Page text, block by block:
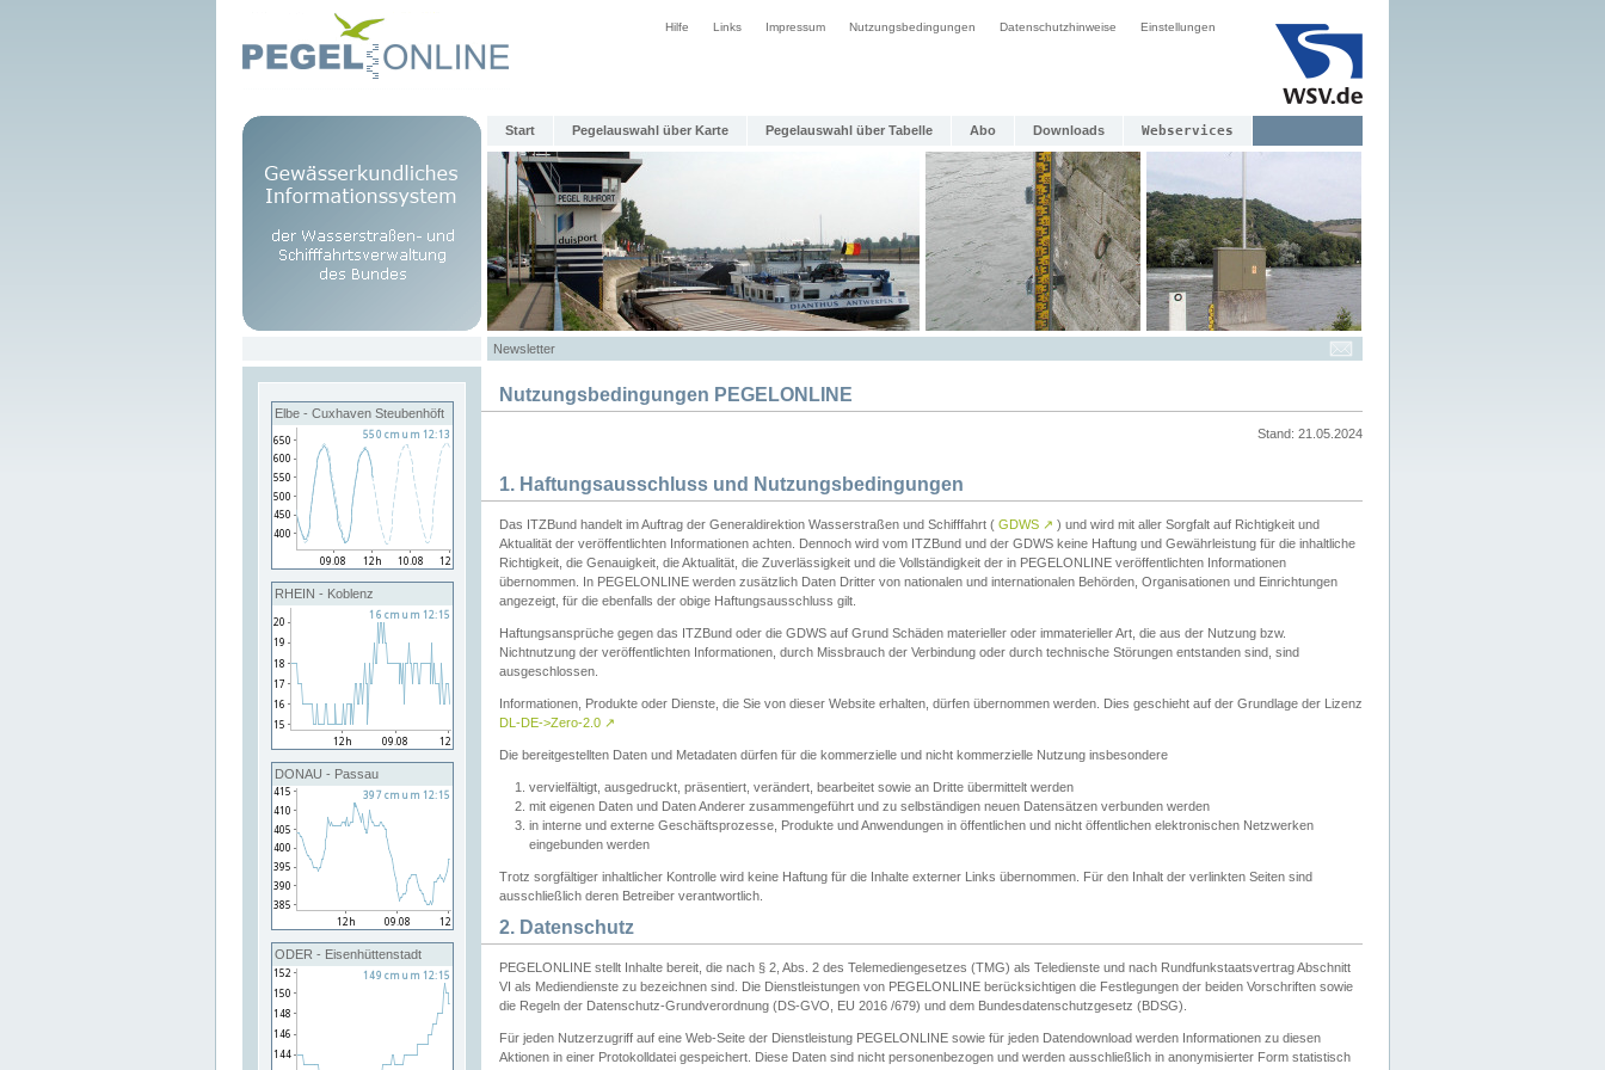
Hilfe Links Impressum Nutzungsbedingungen Datenschutzhinweise Einstellungen
Start Pegelauswahl über Karte Pegelauswahl über Tabelle Abo Downloads Webservices
Newsletter
Elbe - Cuxhaven Steubenhöft
RHEIN - Koblenz
DONAU - Passau
ODER - Eisenhüttenstadt
Nutzungsbedingungen PEGELONLINE
Stand: 21.05.2024
1. Haftungsausschluss und Nutzungsbedingungen
Das ITZBund handelt im Auftrag der Generaldirektion Wasserstraßen und Schifffahrt ( GDWS ↗ ) und wird mit aller Sorgfalt auf Richtigkeit und
Aktualität der veröffentlichten Informationen achten. Dennoch wird vom ITZBund und der GDWS keine Haftung und Gewährleistung für die inhaltliche
Richtigkeit, die Genauigkeit, die Aktualität, die Zuverlässigkeit und die Vollständigkeit der in PEGELONLINE veröffentlichten Informationen
übernommen. In PEGELONLINE werden zusätzlich Daten Dritter von nationalen und internationalen Behörden, Organisationen und Einrichtungen
angezeigt, für die ebenfalls der obige Haftungsausschluss gilt.
Haftungsansprüche gegen das ITZBund oder die GDWS auf Grund Schäden materieller oder immaterieller Art, die aus der Nutzung bzw.
Nichtnutzung der veröffentlichten Informationen, durch Missbrauch der Verbindung oder durch technische Störungen entstanden sind, sind
ausgeschlossen.
Informationen, Produkte oder Dienste, die Sie von dieser Website erhalten, dürfen übernommen werden. Dies geschieht auf der Grundlage der Lizenz
DL-DE->Zero-2.0 ↗
Die bereitgestellten Daten und Metadaten dürfen für die kommerzielle und nicht kommerzielle Nutzung insbesondere
vervielfältigt, ausgedruckt, präsentiert, verändert, bearbeitet sowie an Dritte übermittelt werden
mit eigenen Daten und Daten Anderer zusammengeführt und zu selbständigen neuen Datensätzen verbunden werden
in interne und externe Geschäftsprozesse, Produkte und Anwendungen in öffentlichen und nicht öffentlichen elektronischen Netzwerken
eingebunden werden
Trotz sorgfältiger inhaltlicher Kontrolle wird keine Haftung für die Inhalte externer Links übernommen. Für den Inhalt der verlinkten Seiten sind
ausschließlich deren Betreiber verantwortlich.
2. Datenschutz
PEGELONLINE stellt Inhalte bereit, die nach § 2, Abs. 2 des Telemediengesetzes (TMG) als Teledienste und nach Rundfunkstaatsvertrag Abschnitt
VI als Mediendienste zu bezeichnen sind. Die Dienstleistungen von PEGELONLINE berücksichtigen die Festlegungen der beiden Vorschriften sowie
die Regeln der Datenschutz-Grundverordnung (DS-GVO, EU 2016 /679) und dem Bundesdatenschutzgesetz (BDSG).
Für jeden Nutzerzugriff auf eine Web-Seite der Dienstleistung PEGELONLINE sowie für jeden Datendownload werden Informationen zu diesen
Aktionen in einer Protokolldatei gespeichert. Diese Daten sind nicht personenbezogen und werden ausschließlich in anonymisierter Form statistisch